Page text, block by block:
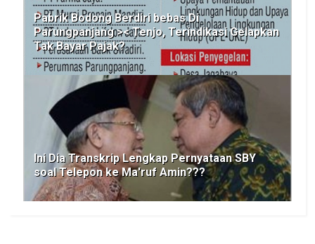
Pabrik Bodong Berdiri bebas Di
Parungpanjang >< Tenjo, Terindikasi Gelapkan
Tak Bayar Pajak?
Ini Dia Transkrip Lengkap Pernyataan SBY
soal Telepon ke Ma'ruf Amin???